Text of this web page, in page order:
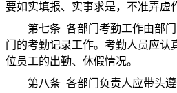
要如实填报、实事求是，不准弄虚
第七条 各部门考勤工作由部
门的考勤记录工作。考勤人员应认
位员工的出勤、休假情况。
第八条 各部门负责人应带头